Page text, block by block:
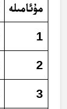
مۇئامىلە
1
2
3